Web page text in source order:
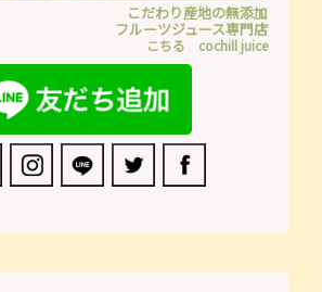
こだわり産地の無添加
フルーツジュース専門店
こちる cochill juice